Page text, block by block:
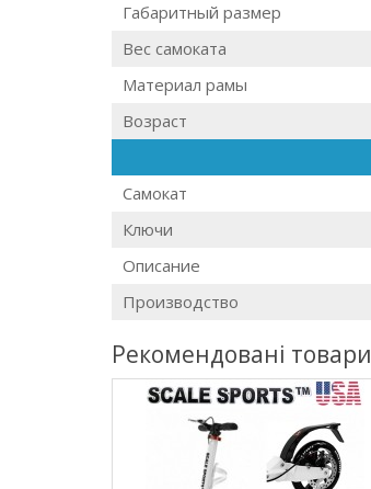
Габаритный размер
Вес самоката
Материал рамы
Возраст
Самокат
Ключи
Описание
Производство
Рекомендовані товари